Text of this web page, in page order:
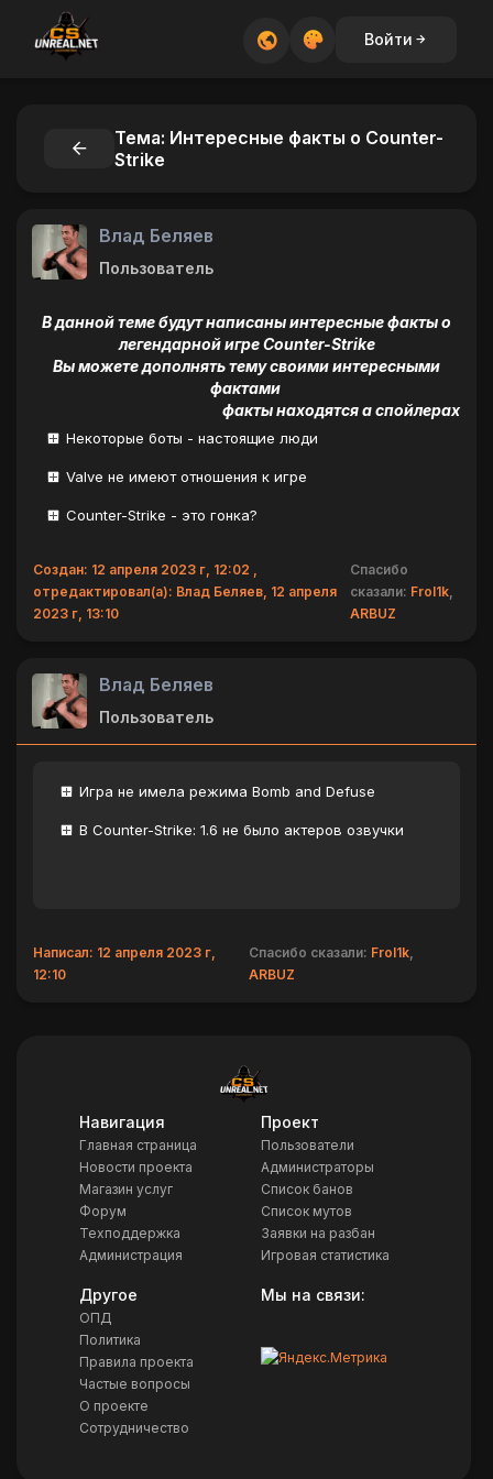
Войти
Тема: Интересные факты о Counter-
Strike
Влад Беляев
Пользователь
В данной теме будут написаны интересные факты о
легендарной игре Counter-Strike
Вы можете дополнять тему своими интересными
фактами
факты находятся а спойлерах
Некоторые боты - настоящие люди
Valve не имеют отношения к игре
Counter-Strike - это гонка?
Создан: 12 апреля 2023 г, 12:02 ,
отредактировал(а): Влад Беляев, 12 апреля
2023 г, 13:10
Спасибо
сказали: Frol1k,
ARBUZ
Влад Беляев
Пользователь
Игра не имела режима Bomb and Defuse
В Counter-Strike: 1.6 не было актеров озвучки
Написал: 12 апреля 2023 г,
12:10
Спасибо сказали: Frol1k,
ARBUZ
Навигация
Главная страница
Новости проекта
Магазин услуг
Форум
Техподдержка
Администрация
Проект
Пользователи
Администраторы
Список банов
Список мутов
Заявки на разбан
Игровая статистика
Другое
ОПД
Политика
Правила проекта
Частые вопросы
О проекте
Сотрудничество
Мы на связи: